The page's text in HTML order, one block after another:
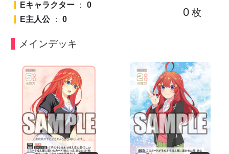
Eキャラクター ： 0
E主人公： 0
0 枚
メインデッキ